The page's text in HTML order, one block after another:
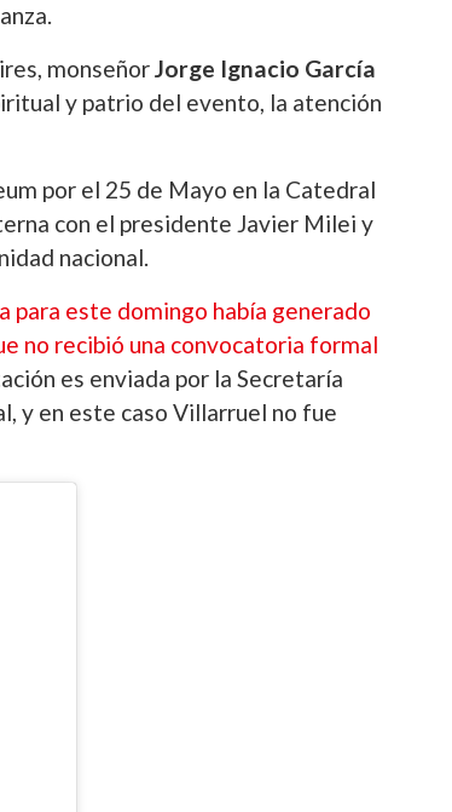
monseñorJorge Ignacio García
y patrio del evento, la atención
por el 25 de Mayo en la Catedral
con el presidente Javier Milei y
nacional.
para este domingo había generado
no recibió una convocatoria formal
es enviada por la Secretaría
y en este caso Villarruel no fue